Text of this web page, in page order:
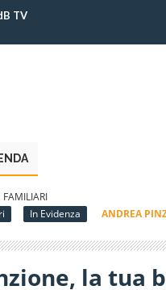
TV
FAMILIARI
In Evidenza ANDREA
la tua